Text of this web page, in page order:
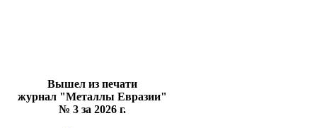
Вышел из печати
журнал "Металлы Евразии"
№ 3 за 2026 г.